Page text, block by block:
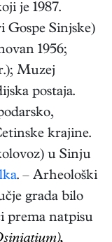
je 1987.
Gospe Sinjske)
1956;
Muzej
postaja.
krajine.
u Sinju
. – Arheološki
grada bilo
prema natpisu